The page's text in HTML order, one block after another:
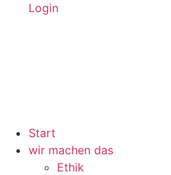
Login
Start
wir machen das
Ethik